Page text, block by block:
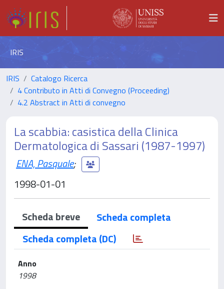
IRIS
IRIS
Catalogo Ricerca
4 Contributo in Atti di Convegno (Proceeding)
4.2 Abstract in Atti di convegno
La scabbia: casistica della Clinica
Dermatologica di Sassari (1987-1997)
ENA, Pasquale;
1998-01-01
Scheda breve
Scheda completa
Scheda completa (DC)
Anno
1998